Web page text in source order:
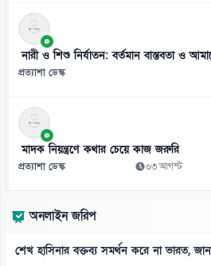
১১
সেবার মানসিকতা ছাড়া চিকিৎসার মানোন্নয়ন
০৮ আগস্ট
১২
আমিরাতে ঈদে মিলাদুন্নবীর ছুটি ২৮ আগস্ট
০৮ আগস্ট
০৮ আগস্ট
১৪
নারী ও শিশু নির্যাতন: বর্তমান বাস্তবতা ও
প্রত্যাশা ডেস্ক
মাদক নিয়ন্ত্রণে কথার চেয়ে কাজ জরুরি
প্রত্যাশা ডেস্ক ০৩ আগস্ট
অনলাইন জরিপ
শেখ হাসিনার বক্তব্য সমর্থন করে না ভারত,